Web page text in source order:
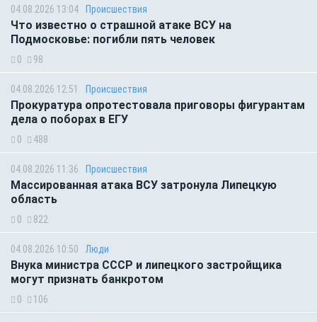
04.08.2026 13:04 Происшествия
Что известно о страшной атаке ВСУ на
Подмосковье: погибли пять человек
0 98
04.08.2026 12:51 Происшествия
Прокуратура опротестовала приговоры фигурантам
дела о поборах в ЕГУ
0 488
04.08.2026 11:36 Происшествия
Массированная атака ВСУ затронула Липецкую
область
0 822
04.08.2026 10:50 Люди
Внука министра СССР и липецкого застройщика
могут признать банкротом
0 106